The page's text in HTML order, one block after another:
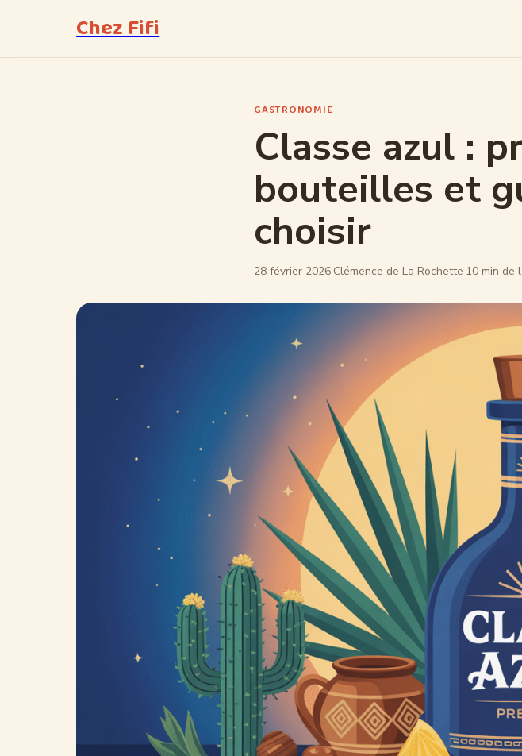
Chez Fifi
GASTRONOMIE
Classe azul :
bouteilles et
choisir
28 février 2026·Clémence de La Rochette·10 min de